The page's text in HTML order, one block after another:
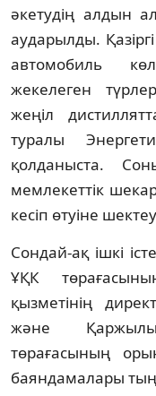
әкетудің алдын
аударылды.
автомобиль
жекелеген
жеңіл
туралы
қолданыста.
мемлекеттік
кесіп өтуіне
Сондай-ақ ішкі
ҰҚК
қызметінің
және
төрағасының
баяндамалары